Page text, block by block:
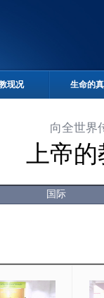
现况 生命的
向全世界
上帝
国际